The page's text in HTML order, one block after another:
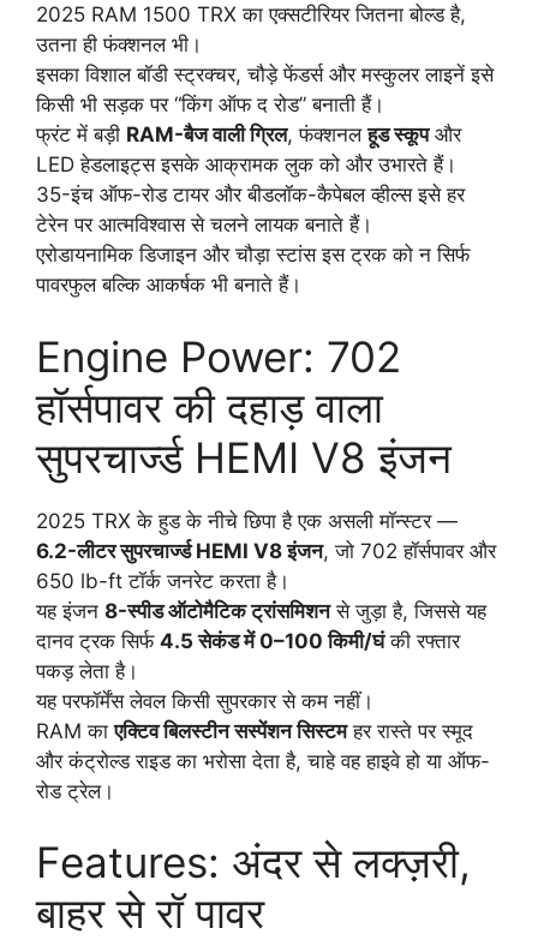
2025 RAM 1500 TRX का एक्सटीरियर जितना बोल्ड है,
उतना ही फंक्शनल भी।
इसका विशाल बॉडी स्ट्रक्चर, चौड़े फेंडर्स और मस्कुलर लाइनें इसे
किसी भी सड़क पर “किंग ऑफ द रोड” बनाती हैं।
फ्रंट में बड़ी RAM-बैज वाली ग्रिल, फंक्शनलहूड स्कूपऔर
LED हेडलाइट्स इसके आक्रामक लुक को और उभारते हैं।
35-इंच ऑफ-रोड टायर और बीडलॉक-कैपेबल व्हील्स इसे हर
टेरेन पर आत्मविश्वास से चलने लायक बनाते हैं।
एरोडायनामिक डिजाइन और चौड़ा स्टांस इस ट्रक को न सिर्फ
पावरफुल बल्कि आकर्षक भी बनाते हैं।
Engine Power: 702
हॉर्सपावर की दहाड़ वाला
सुपरचार्ज्ड HEMI V8 इंजन
2025 TRX के हुड के नीचे छिपा है एक असली मॉन्स्टर —
6.2-लीटर सुपरचार्ज्ड HEMI V8 इंजन, जो 702 हॉर्सपावर और
650 lb-ft टॉर्क जनरेट करता है।
यह इंजन 8-स्पीड ऑटोमैटिक ट्रांसमिशनसे जुड़ा है, जिससे यह
दानव ट्रक सिर्फ 4.5 सेकंड में 0–100 किमी/घंकी रफ्तार
पकड़ लेता है।
यह परफॉर्मेंस लेवल किसी सुपरकार से कम नहीं।
RAM काएक्टिव बिलस्टीन सस्पेंशन सिस्टमहर रास्ते पर स्मूद
और कंट्रोल्ड राइड का भरोसा देता है, चाहे वह हाइवे हो या ऑफ-
रोड ट्रेल।
Features: अंदर से लक्ज़री,
बाहर से रॉ पावर